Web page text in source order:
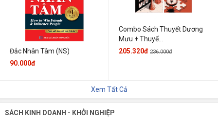
Đắc Nhân Tâm (NS)
90.000đ
Combo Sách Thuyết Dương
Mưu + Thuyế...
205.320đ 236.000đ
Xem Tất Cả
SÁCH KINH DOANH - KHỞI NGHIỆP